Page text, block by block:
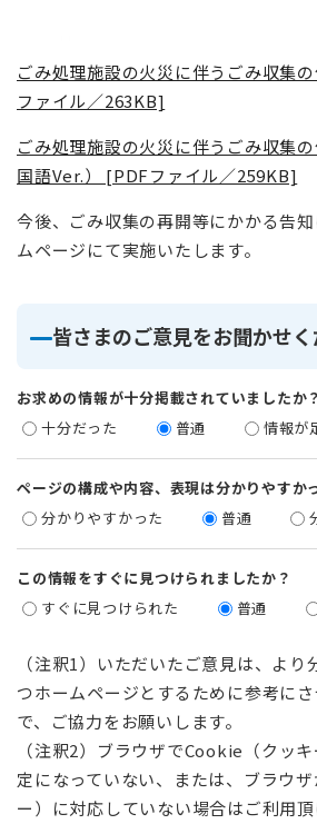
ごみ処理施設の火災に伴うごみ収集
ファイル／263KB]
ごみ処理施設の火災に伴うごみ収集
国語Ver.） [PDFファイル／259KB]
今後、ごみ収集の再開等にかかる告
ムページにて実施いたします。
皆さまのご意見をお聞かせ
お求めの情報が十分掲載されていましたか？
十分だった
普通 情報が
ページの構成や内容、表現は分かりやすか
分かりやすかった
普通
この情報をすぐに見つけられましたか？
すぐに見つけられた
普通
（注釈1）いただいたご意見は、より
つホームページとするために参考に
で、ご協力をお願いします。
（注釈2）ブラウザでCookie（クッ
定になっていない、または、ブラウ
ー）に対応していない場合はご利用頂